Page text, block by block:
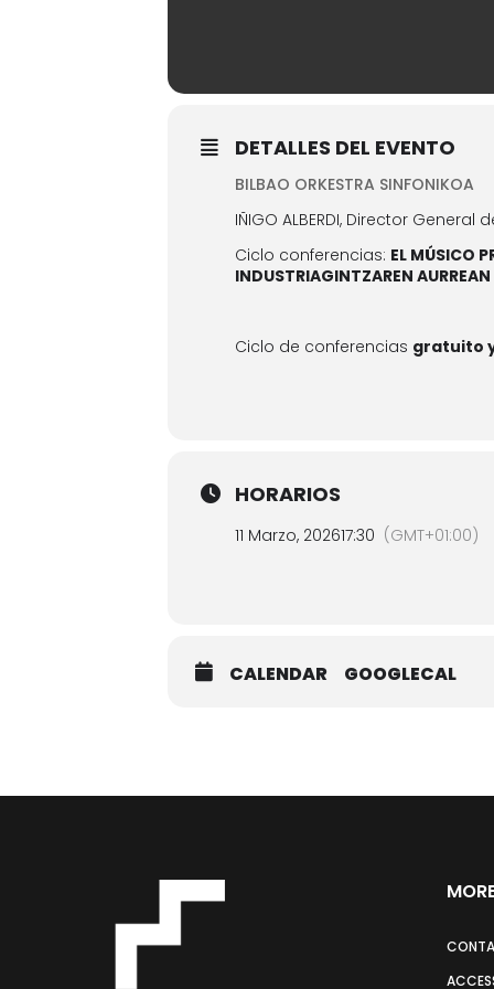
DETALLES DEL EVENTO
BILBAO ORKESTRA SINFONIKOA
IÑIGO ALBERDI, Director General
Ciclo conferencias: EL MÚSICO
INDUSTRIAGINTZAREN AURREAN
Ciclo de conferencias gratuito
HORARIOS
11 Marzo, 202617:30 (GMT+01:00)
CALENDAR GOOGLECAL